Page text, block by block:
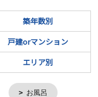
築年数別
戸建orマンション
エリア別
お風呂